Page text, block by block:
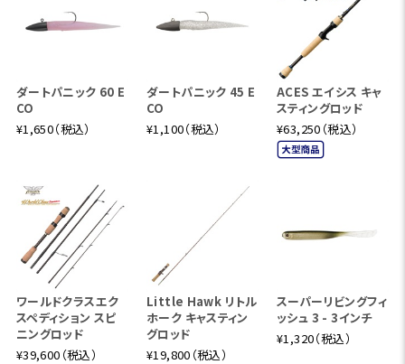
ダートパニック 60 E
CO
¥1,650（税込）
ダートパニック 45 E
CO
¥1,100（税込）
ACES エイシス キャ
スティングロッド
¥63,250（税込）
ワールドクラスエク
スペディション スピ
ニングロッド
¥39,600（税込）
Little Hawk リトル
ホーク キャスティン
グロッド
¥19,800（税込）
スーパーリビングフィ
ッシュ 3 - 3インチ
¥1,320（税込）